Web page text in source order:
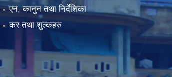
एन, कानुन तथा निर्देशिका
कर तथा शुल्कहरु